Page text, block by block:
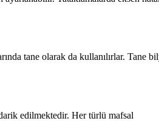
tane olarak da kullanılırlar. Tane
edilmektedir. Her türlü mafsal